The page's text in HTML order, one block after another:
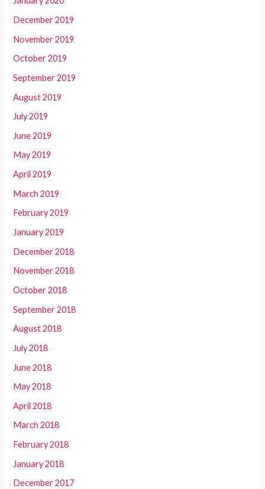
December 2019
November 2019
October 2019
September 2019
August 2019
July 2019
June 2019
May 2019
April 2019
March 2019
February 2019
January 2019
December 2018
November 2018
October 2018
September 2018
August 2018
July 2018
June 2018
May 2018
April 2018
March 2018
February 2018
January 2018
December 2017